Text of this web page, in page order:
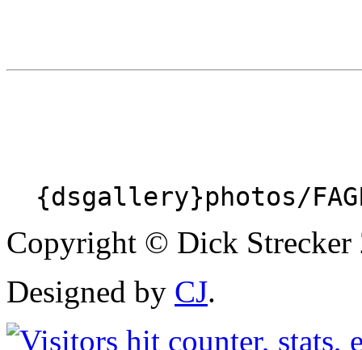
{dsgallery}photos/
Copyright © Dick Strecker
Designed by CJ.